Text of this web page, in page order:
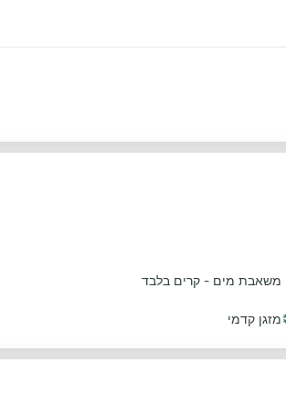
משאבת מים - קרים בלבד
מזגן קדמי